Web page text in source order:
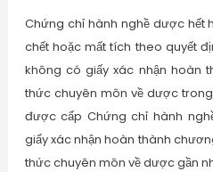
Chứng chỉ hành nghề dược hết
chết hoặc mất tích theo quyết
không có giấy xác nhận hoàn
thức chuyên môn về dược
được cấp Chứng chỉ hành
giấy xác nhận hoàn thành
thức chuyên môn về dược gần